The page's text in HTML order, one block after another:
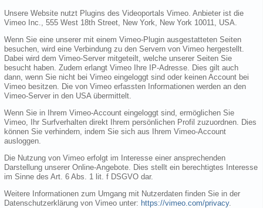
Unsere Website nutzt Plugins des Videoportals Vimeo. Anbieter ist die
Vimeo Inc., 555 West 18th Street, New York, New York 10011, USA.
Wenn Sie eine unserer mit einem Vimeo-Plugin ausgestatteten Seiten
besuchen, wird eine Verbindung zu den Servern von Vimeo hergestellt.
Dabei wird dem Vimeo-Server mitgeteilt, welche unserer Seiten Sie
besucht haben. Zudem erlangt Vimeo Ihre IP-Adresse. Dies gilt auch
dann, wenn Sie nicht bei Vimeo eingeloggt sind oder keinen Account bei
Vimeo besitzen. Die von Vimeo erfassten Informationen werden an den
Vimeo-Server in den USA übermittelt.
Wenn Sie in Ihrem Vimeo-Account eingeloggt sind, ermöglichen Sie
Vimeo, Ihr Surfverhalten direkt Ihrem persönlichen Profil zuzuordnen. Dies
können Sie verhindern, indem Sie sich aus Ihrem Vimeo-Account
ausloggen.
Die Nutzung von Vimeo erfolgt im Interesse einer ansprechenden
Darstellung unserer Online-Angebote. Dies stellt ein berechtigtes Interesse
im Sinne des Art. 6 Abs. 1 lit. f DSGVO dar.
Weitere Informationen zum Umgang mit Nutzerdaten finden Sie in der
Datenschutzerklärung von Vimeo unter: https://vimeo.com/privacy.